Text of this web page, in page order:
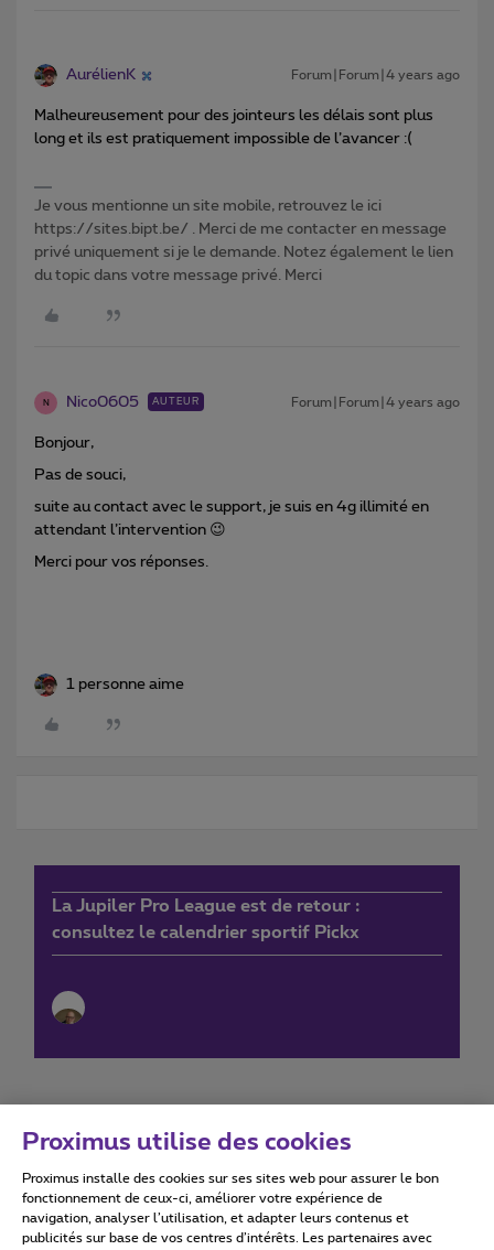
AurélienK Forum|Forum|4 years ago
Malheureusement pour des jointeurs les délais sont plus
long et ils est pratiquement impossible de l’avancer :(
Je vous mentionne un site mobile, retrouvez le ici
https://sites.bipt.be/ . Merci de me contacter en message
privé uniquement si je le demande. Notez également le lien
du topic dans votre message privé. Merci
N Nico0605 AUTEUR Forum|Forum|4 years ago
Bonjour,
Pas de souci,
suite au contact avec le support, je suis en 4g illimité en
attendant l’intervention 😉
Merci pour vos réponses.
1 personne aime
La Jupiler Pro League est de retour :
consultez le calendrier sportif Pickx
Conditions d'utilisation Accessibility statement
Proximus utilise des cookies
Proximus installe des cookies sur ses sites web pour assurer le bon
fonctionnement de ceux-ci, améliorer votre expérience de
navigation, analyser l’utilisation, et adapter leurs contenus et
publicités sur base de vos centres d’intérêts. Les partenaires avec